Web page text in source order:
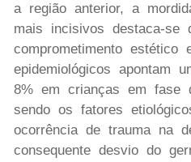
a região anterior, a
mais incisivos destaca-se
comprometimento estético
epidemiológicos apontam
8% em crianças em fase
sendo os fatores
ocorrência de trauma na
consequente desvio do